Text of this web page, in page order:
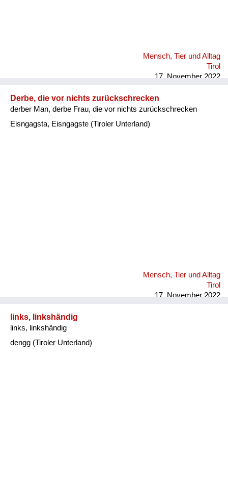
Mensch, Tier und Alltag
Tirol
17. November 2022
Derbe, die vor nichts zurückschrecken
derber Man, derbe Frau, die vor nichts zurückschrecken
Eisngagsta, Eisngagste (Tiroler Unterland)
Mensch, Tier und Alltag
Tirol
17. November 2022
links, linkshändig
links, linkshändig
dengg (Tiroler Unterland)